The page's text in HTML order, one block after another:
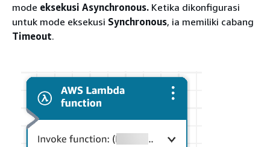
mode eksekusi Asynchronous. Ketika dikonfigurasi
untuk mode eksekusi Synchronous, ia memiliki cabang
Timeout.